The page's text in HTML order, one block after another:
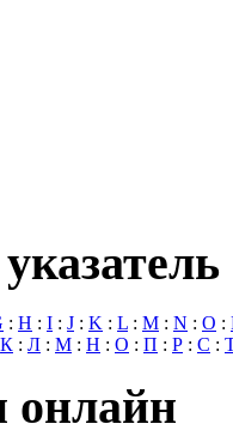
: H : I : J : K : L : M : N : O :
К : Л : М : Н : О : П : Р : С :
онлайн